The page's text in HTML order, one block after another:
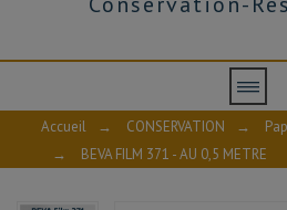
Accueil → CONSERVATION →
→
BEVA FILM 371 - AU 0,5 METRE